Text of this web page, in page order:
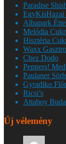
Paradise
EgyKisHazai
Albapark
Melódia
Hisztéria
Waxx
Chez Dodo
Peppers!
Paulaner
Gyradiko
Ricsi’s
Attaboy
Új vélemény